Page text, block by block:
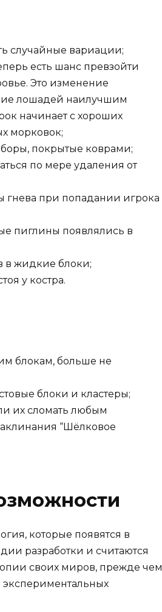
случайные вариации;
есть шанс превзойти
Это изменение
лошадей наилучшим
начинает с хороших
морковок;
покрытые коврами;
по мере удаления от
гнева при попадании игрока
пиглины появлялись в
в жидкие блоки;
у костра.
блокам, больше не
блоки и кластеры;
их сломать любым
“Шёлковое
которые появятся в
разработки и считаются
своих миров, прежде чем
экспериментальных